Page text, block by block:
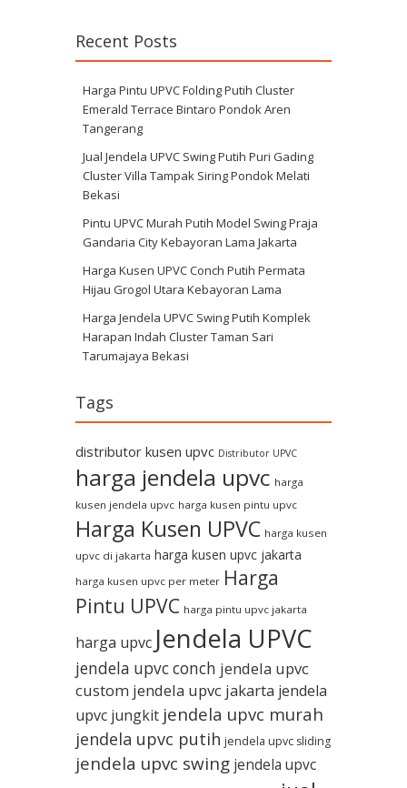
Recent Posts
Harga Pintu UPVC Folding Putih Cluster
Emerald Terrace Bintaro Pondok Aren
Tangerang
Jual Jendela UPVC Swing Putih Puri Gading
Cluster Villa Tampak Siring Pondok Melati
Bekasi
Pintu UPVC Murah Putih Model Swing Praja
Gandaria City Kebayoran Lama Jakarta
Harga Kusen UPVC Conch Putih Permata
Hijau Grogol Utara Kebayoran Lama
Harga Jendela UPVC Swing Putih Komplek
Harapan Indah Cluster Taman Sari
Tarumajaya Bekasi
Tags
distributor kusen upvc Distributor UPVC
harga jendela upvc harga
kusen jendela upvc harga kusen pintu upvc
Harga Kusen UPVC harga kusen
upvc di jakarta harga kusen upvc jakarta
harga kusen upvc per meter Harga
Pintu UPVC harga pintu upvc jakarta
harga upvc Jendela UPVC
jendela upvc conch jendela upvc
custom jendela upvc jakarta jendela
upvc jungkit jendela upvc murah
jendela upvc putih jendela upvc sliding
jendela upvc swing jendela upvc